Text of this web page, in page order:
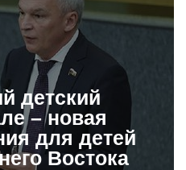
детский
– новая
для детей
Востока